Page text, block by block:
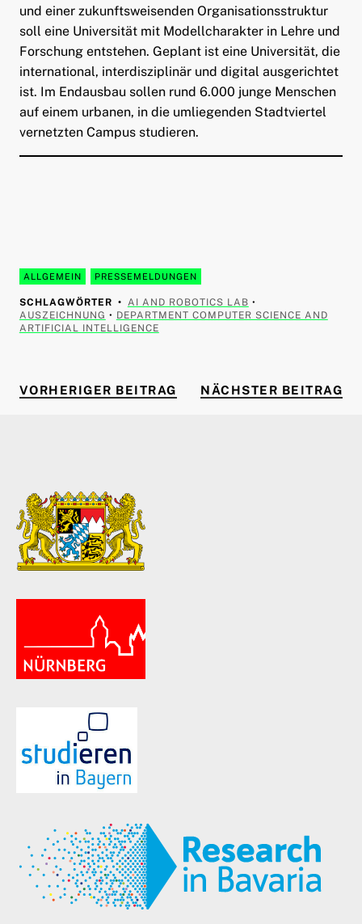
und einer zukunftsweisenden Organisationsstruktur
soll eine Universität mit Modellcharakter in Lehre und
Forschung entstehen. Geplant ist eine Universität, die
international, interdisziplinär und digital ausgerichtet
ist. Im Endausbau sollen rund 6.000 junge Menschen
auf einem urbanen, in die umliegenden Stadtviertel
vernetzten Campus studieren.
ALLGEMEIN PRESSEMELDUNGEN
SCHLAGWÖRTER AI AND ROBOTICS LAB •
AUSZEICHNUNG • DEPARTMENT COMPUTER SCIENCE AND
ARTIFICIAL INTELLIGENCE
Beitragsnavigation
VORHERIGER BEITRAG VORHERIGER BEITRAG
NÄCHSTER BEITRAG